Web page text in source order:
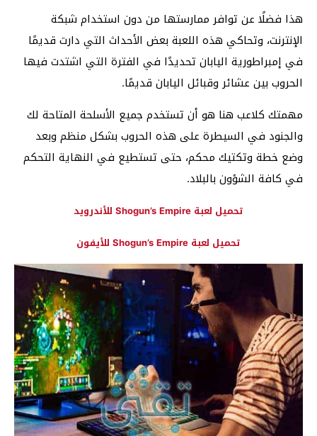
هذا فضلًا عن توافر ممارستها من دون استخدام شبكة
الإنترنت، وتحاكي هذه اللعبة بعض الأحداث التي دارت قديمًا
في إمبراطورية اليابان تحديدًا في الفترة التي اشتدت فيها
الحروب بين عشائر وقبائل اليابان قديمًا.
مهمتك كلاعب هنا هو أن تستخدم جميع الأسلحة المتاحة لك
والجنود في السيطرة على هذه الحروب بشكل منظم وبعد
وضع خطة وتكتيك محكم، حتى تستطيع في النهاية التحكم
في كافة الشؤون بالبلاد.
تحميل لعبة Shogun’s Empire للأندرويد
تحميل لعبة Shogun’s Empire للأيفون